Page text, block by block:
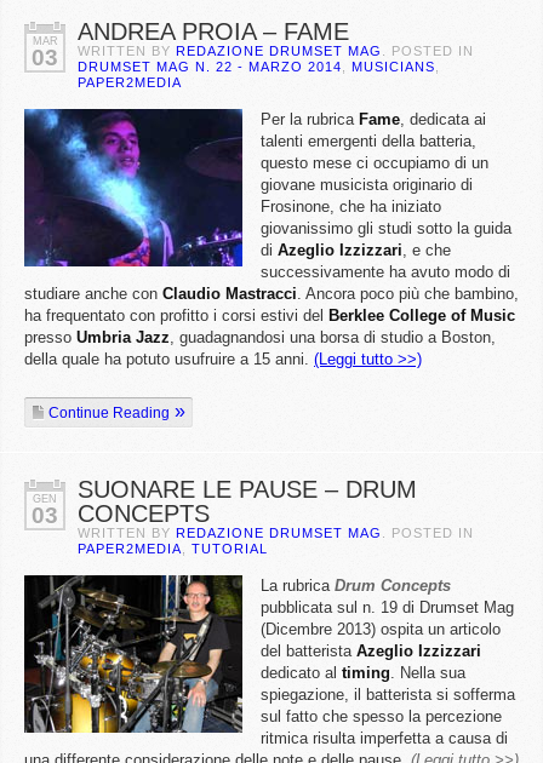
MAR
03
ANDREA PROIA – FAME
WRITTEN BY REDAZIONE DRUMSET MAG
. POSTED IN
DRUMSET MAG N. 22 - MARZO 2014
MUSICIANS
PAPER2MEDIA
Per la rubrica Fame, dedicata ai
talenti emergenti della batteria,
questo mese ci occupiamo di un
giovane musicista originario di
Frosinone, che ha iniziato
giovanissimo gli studi sotto la guida
di Azeglio Izzizzari, e che
successivamente ha avuto modo di
studiare anche con Claudio Mastracci. Ancora poco più che bambino,
ha frequentato con profitto i corsi estivi del Berklee College of Music
presso Umbria Jazz, guadagnandosi una borsa di studio a Boston,
della quale ha potuto usufruire a 15 anni. (Leggi tutto >>)
Continue Reading
GEN
03
SUONARE LE PAUSE – DRUM
CONCEPTS
WRITTEN BY REDAZIONE DRUMSET MAG
. POSTED IN
PAPER2MEDIA
TUTORIAL
La rubrica Drum Concepts
pubblicata sul n. 19 di Drumset Mag
(Dicembre 2013) ospita un articolo
del batterista Azeglio Izzizzari
dedicato al timing. Nella sua
spiegazione, il batterista si sofferma
sul fatto che spesso la percezione
ritmica risulta imperfetta a causa di